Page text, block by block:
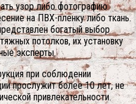
узор либо фотографию
на ПВХ-пленку либо ткань.
богатый выбор
потолков, их установку
эксперты.
при соблюдении
прослужит более 10 лет, не
привлекательности.